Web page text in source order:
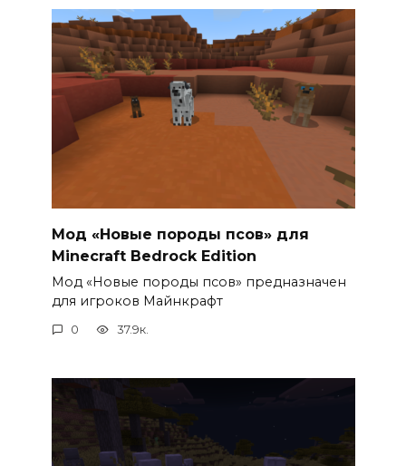
Мод «Новые породы псов» для
Minecraft Bedrock Edition
Мод «Новые породы псов» предназначен
для игроков Майнкрафт
0 37.9к.